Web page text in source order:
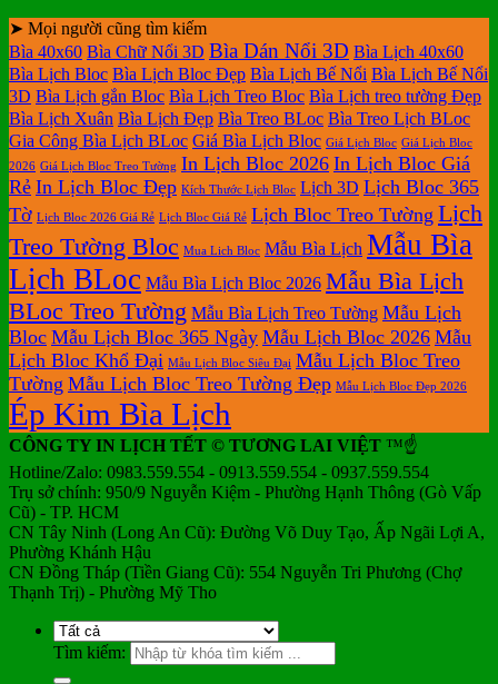
➤ Mọi người cũng tìm kiếm
Bìa 40x60 Bìa Chữ Nổi 3D Bìa Dán Nổi 3D Bìa Lịch 40x60
Bìa Lịch Bloc Bìa Lịch Bloc Đẹp Bìa Lịch Bế Nổi Bìa Lịch Bế Nổi
3D Bìa Lịch gắn Bloc Bìa Lịch Treo Bloc Bìa Lịch treo tường Đẹp
Bìa Lịch Xuân Bìa Lịch Đẹp Bìa Treo BLoc Bìa Treo Lịch BLoc
Gia Công Bìa Lịch BLoc Giá Bìa Lịch Bloc Giá Lịch Bloc Giá Lịch Bloc
2026 Giá Lịch Bloc Treo Tường In Lịch Bloc 2026 In Lịch Bloc Giá
Rẻ In Lịch Bloc Đẹp Kích Thước Lịch Bloc Lịch 3D Lịch Bloc 365
Tờ Lịch Bloc 2026 Giá Rẻ Lịch Bloc Giá Rẻ Lịch Bloc Treo Tường Lịch
Treo Tường Bloc Mua Lich Bloc Mẫu Bìa Lịch Mẫu Bìa
Lịch BLoc Mẫu Bìa Lịch Bloc 2026 Mẫu Bìa Lịch
BLoc Treo Tường Mẫu Bìa Lịch Treo Tường Mẫu Lịch
Bloc Mẫu Lịch Bloc 365 Ngày Mẫu Lịch Bloc 2026 Mẫu
Lịch Bloc Khổ Đại Mẫu Lịch Bloc Siêu Đại Mẫu Lịch Bloc Treo
Tường Mẫu Lịch Bloc Treo Tường Đẹp Mẫu Lịch Bloc Đẹp 2026
Ép Kim Bìa Lịch
CÔNG TY IN LỊCH TẾT © TƯƠNG LAI VIỆT ™☝️
Hotline/Zalo: 0983.559.554 - 0913.559.554 - 0937.559.554
Trụ sở chính: 950/9 Nguyễn Kiệm - Phường Hạnh Thông (Gò Vấp
Cũ) - TP. HCM
CN Tây Ninh (Long An Cũ): Đường Võ Duy Tạo, Ấp Ngãi Lợi A,
Phường Khánh Hậu
CN Đồng Tháp (Tiền Giang Cũ): 554 Nguyễn Tri Phương (Chợ
Thạnh Trị) - Phường Mỹ Tho
Tìm kiếm: